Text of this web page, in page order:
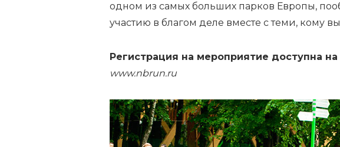
одном из самых больших парков Европы,
участию в благом деле вместе с теми, кому
Регистрация на мероприятие доступна
www.nbrun.ru